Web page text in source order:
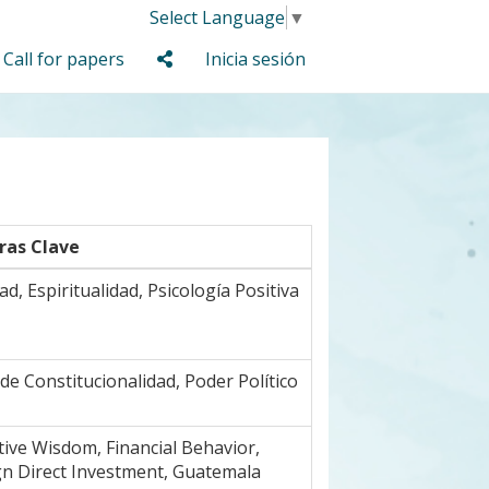
Select Language ▼
Call for papers
Inicia sesión
Clave
Espiritualidad, Psicología Positiva
Constitucionalidad, Poder Político
Wisdom, Financial Behavior,
Direct Investment, Guatemala